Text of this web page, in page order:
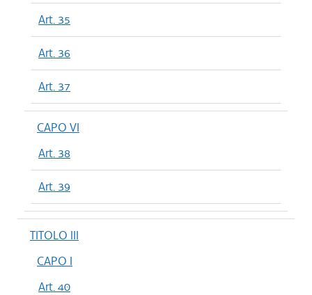
Art. 35
Art. 36
Art. 37
CAPO VI
Art. 38
Art. 39
TITOLO III
CAPO I
Art. 40